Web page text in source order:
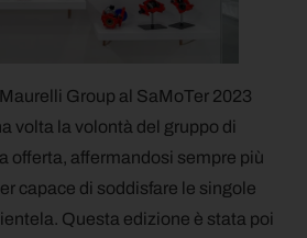
Group al SaMoTer 2023
volta la volontà del gruppo di
offerta, affermandosi sempre più
capace di soddisfare le singole
Questa edizione è stata poi